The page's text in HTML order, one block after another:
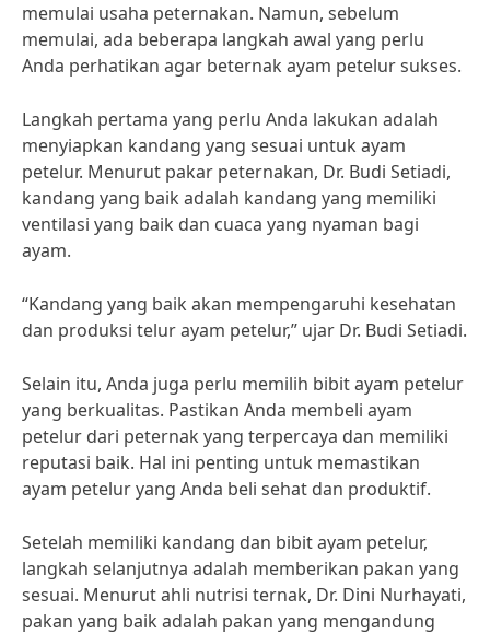
memulai usaha peternakan. Namun, sebelum
memulai, ada beberapa langkah awal yang perlu
Anda perhatikan agar beternak ayam petelur sukses.
Langkah pertama yang perlu Anda lakukan adalah
menyiapkan kandang yang sesuai untuk ayam
petelur. Menurut pakar peternakan, Dr. Budi Setiadi,
kandang yang baik adalah kandang yang memiliki
ventilasi yang baik dan cuaca yang nyaman bagi
ayam.
“Kandang yang baik akan mempengaruhi kesehatan
dan produksi telur ayam petelur,” ujar Dr. Budi Setiadi.
Selain itu, Anda juga perlu memilih bibit ayam petelur
yang berkualitas. Pastikan Anda membeli ayam
petelur dari peternak yang terpercaya dan memiliki
reputasi baik. Hal ini penting untuk memastikan
ayam petelur yang Anda beli sehat dan produktif.
Setelah memiliki kandang dan bibit ayam petelur,
langkah selanjutnya adalah memberikan pakan yang
sesuai. Menurut ahli nutrisi ternak, Dr. Dini Nurhayati,
pakan yang baik adalah pakan yang mengandung